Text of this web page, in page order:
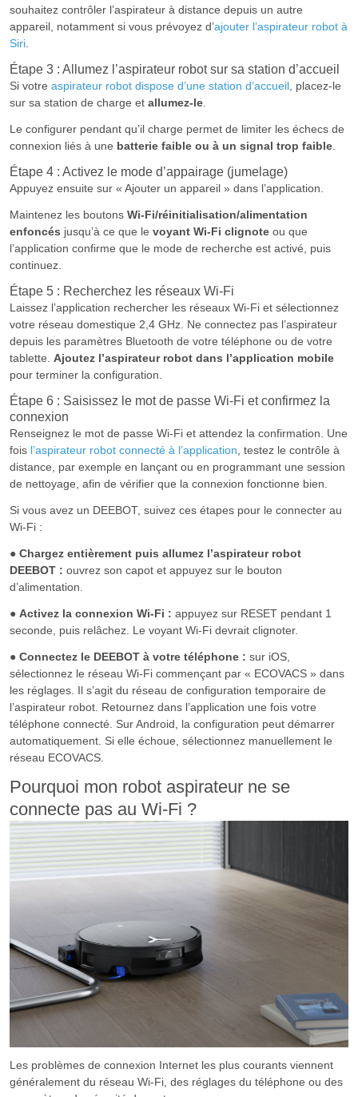
souhaitez contrôler l’aspirateur à distance depuis un autre
appareil, notamment si vous prévoyez d’ajouter l’aspirateur robot à
Siri.
Étape 3 : Allumez l’aspirateur robot sur sa station d’accueil
Si votre aspirateur robot dispose d’une station d’accueil , placez-le
sur sa station de charge et allumez-le.
Le configurer pendant qu’il charge permet de limiter les échecs de
connexion liés à une batterie faible ou à un signal trop faible.
Étape 4 : Activez le mode d’appairage (jumelage)
Appuyez ensuite sur « Ajouter un appareil » dans l’application.
Maintenez les boutons Wi-Fi/réinitialisation/alimentation
enfoncés jusqu’à ce que le voyant Wi-Fi clignote ou que
l’application confirme que le mode de recherche est activé, puis
continuez.
Étape 5 : Recherchez les réseaux Wi-Fi
Laissez l’application rechercher les réseaux Wi-Fi et sélectionnez
votre réseau domestique 2,4 GHz. Ne connectez pas l’aspirateur
depuis les paramètres Bluetooth de votre téléphone ou de votre
tablette. Ajoutez l’aspirateur robot dans l’application mobile
pour terminer la configuration.
Étape 6 : Saisissez le mot de passe Wi-Fi et confirmez la
connexion
Renseignez le mot de passe Wi-Fi et attendez la confirmation. Une
fois l’aspirateur robot connecté à l’application, testez le contrôle à
distance, par exemple en lançant ou en programmant une session
de nettoyage, afin de vérifier que la connexion fonctionne bien.
Si vous avez un DEEBOT, suivez ces étapes pour le connecter au
Wi-Fi :
● Chargez entièrement puis allumez l’aspirateur robot
DEEBOT : ouvrez son capot et appuyez sur le bouton
d’alimentation.
● Activez la connexion Wi-Fi : appuyez sur RESET pendant 1
seconde, puis relâchez. Le voyant Wi-Fi devrait clignoter.
● Connectez le DEEBOT à votre téléphone : sur iOS,
sélectionnez le réseau Wi-Fi commençant par « ECOVACS » dans
les réglages. Il s’agit du réseau de configuration temporaire de
l’aspirateur robot. Retournez dans l’application une fois votre
téléphone connecté. Sur Android, la configuration peut démarrer
automatiquement. Si elle échoue, sélectionnez manuellement le
réseau ECOVACS.
Pourquoi mon robot aspirateur ne se
connecte pas au Wi-Fi ?
Les problèmes de connexion Internet les plus courants viennent
généralement du réseau Wi-Fi, des réglages du téléphone ou des